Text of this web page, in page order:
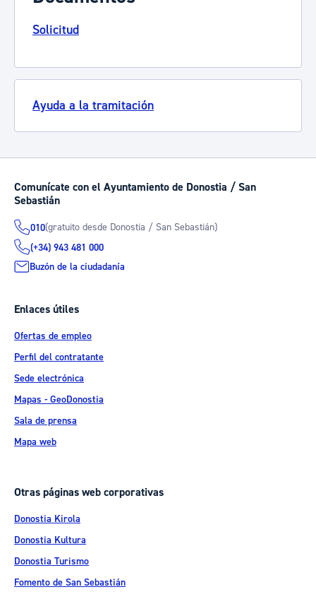
Solicitud
Ayuda a la tramitación
Comunícate con el Ayuntamiento de Donostia / San
Sebastián
010(gratuito desde Donostia / San Sebastián)
(+34) 943 481 000
Buzón de la ciudadanía
Enlaces útiles
Ofertas de empleo
Perfil del contratante
Sede electrónica
Mapas - GeoDonostia
Sala de prensa
Mapa web
Otras páginas web corporativas
Donostia Kirola
Donostia Kultura
Donostia Turismo
Fomento de San Sebastián